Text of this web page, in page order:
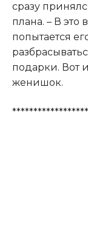
сразу
плана. – В это
попытается
подарки. Вот
женишок.